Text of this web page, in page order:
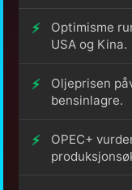
Optimisme
USA og Kina.
Oljeprisen
bensinlagre.
OPEC+